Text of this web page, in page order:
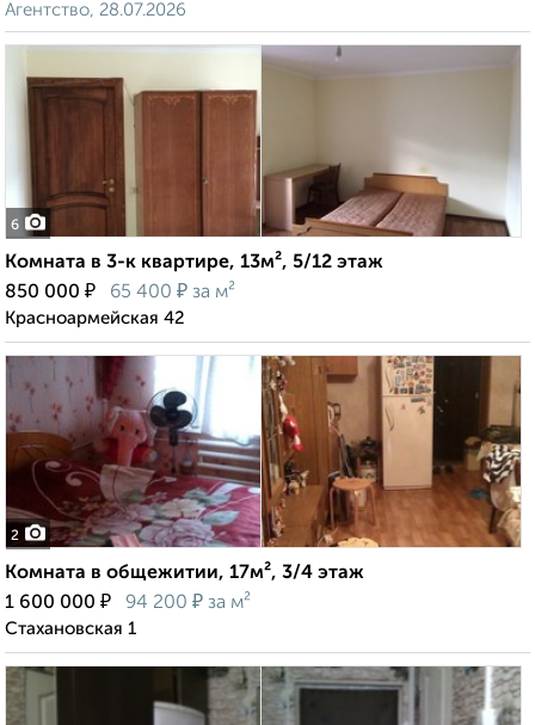
Агентство, 28.07.2026
6
Комната в 3-к квартире, 13м², 5/12 этаж
850 000 ₽ 65 400 ₽ за м²
Красноармейская 42
2
Комната в общежитии, 17м², 3/4 этаж
1 600 000 ₽ 94 200 ₽ за м²
Стахановская 1